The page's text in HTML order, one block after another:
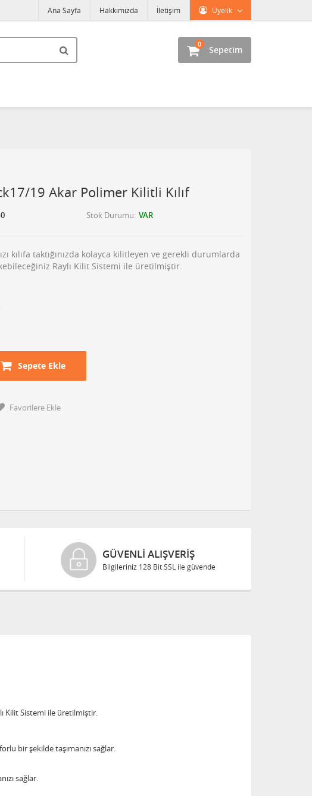
Üyelik
Ana Sayfa Hakkımızda İletişim
Sepetim
0
19 Akar Polimer Kilitli Kılıf
Stok Durumu VAR
kılıfa taktığınızda kolayca kilitleyen ve gerekli durumlarda
Raylı Kilit Sistemi ile üretilmiştir.
Sepete Ekle
Favorilere Ekle
GÜVENLI ALIŞVERIŞ
Bilgileriniz 128 Bit SSL ile güvende
Kilit Sistemi ile üretilmiştir.
bir şekilde taşımanızı sağlar.
sağlar.